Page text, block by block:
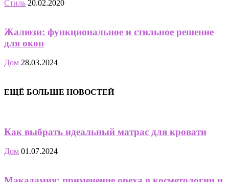
Стиль 20.02.2020
Жалюзи: функциональное и стильное решение
для окон
Дом 28.03.2024
ЕЩЁ БОЛЬШЕ НОВОСТЕЙ
Как выбрать идеальный матрас для кровати
Дом 01.07.2024